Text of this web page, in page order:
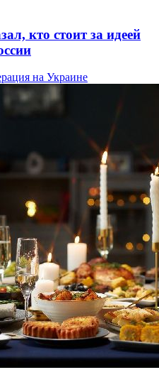
кто стоит за идеей
на Украине